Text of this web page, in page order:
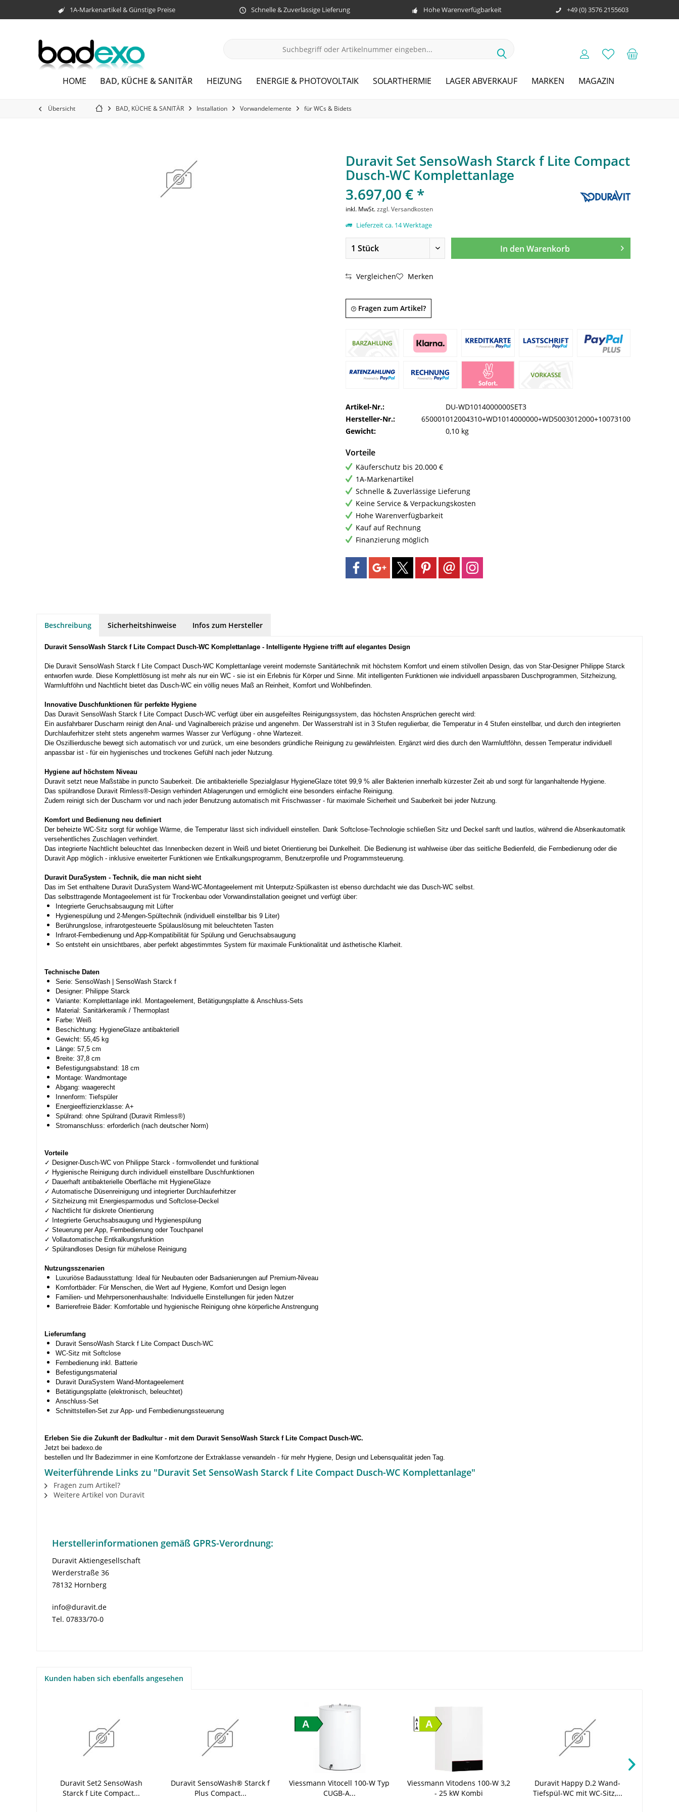
1A-Markenartikel & Günstige Preise Schnelle & Zuverlässige Lieferung Hohe Warenverfügbarkeit +49 (0) 3576 2155603
HOME BAD, KÜCHE & SANITÄR HEIZUNG ENERGIE & PHOTOVOLTAIK SOLARTHERMIE LAGER ABVERKAUF MARKEN MAGAZIN
Übersicht BAD, KÜCHE & SANITÄR Installation Vorwandelemente für WCs & Bidets
Duravit Set SensoWash Starck f Lite Compact
Dusch-WC Komplettanlage
3.697,00 € *
inkl. MwSt.zzgl. Versandkosten
Lieferzeit ca. 14 Werktage
In den Warenkorb
Vergleichen Merken
Fragen zum Artikel?
Artikel-Nr.:
DU-WD1014000000SET3
Hersteller-Nr.:
650001012004310+WD1014000000+WD5003012000+10073100
Gewicht:
0,10 kg
Vorteile
Käuferschutz bis 20.000 €
1A-Markenartikel
Schnelle & Zuverlässige Lieferung
Keine Service & Verpackungskosten
Hohe Warenverfügbarkeit
Kauf auf Rechnung
Finanzierung möglich
Beschreibung Sicherheitshinweise Infos zum Hersteller
Duravit SensoWash Starck f Lite Compact Dusch-WC Komplettanlage - Intelligente Hygiene trifft auf elegantes Design
Die Duravit SensoWash Starck f Lite Compact Dusch-WC Komplettanlage vereint modernste Sanitärtechnik mit höchstem Komfort und einem stilvollen Design, das von Star-Designer Philippe Starck
entworfen wurde. Diese Komplettlösung ist mehr als nur ein WC - sie ist ein Erlebnis für Körper und Sinne. Mit intelligenten Funktionen wie individuell anpassbaren Duschprogrammen, Sitzheizung,
Warmluftföhn und Nachtlicht bietet das Dusch-WC ein völlig neues Maß an Reinheit, Komfort und Wohlbefinden.
Innovative Duschfunktionen für perfekte Hygiene
Das Duravit SensoWash Starck f Lite Compact Dusch-WC verfügt über ein ausgefeiltes Reinigungssystem, das höchsten Ansprüchen gerecht wird:
Ein ausfahrbarer Duscharm reinigt den Anal- und Vaginalbereich präzise und angenehm. Der Wasserstrahl ist in 3 Stufen regulierbar, die Temperatur in 4 Stufen einstellbar, und durch den integrierten
Durchlauferhitzer steht stets angenehm warmes Wasser zur Verfügung - ohne Wartezeit.
Die Oszillierdusche bewegt sich automatisch vor und zurück, um eine besonders gründliche Reinigung zu gewährleisten. Ergänzt wird dies durch den Warmluftföhn, dessen Temperatur individuell
anpassbar ist - für ein hygienisches und trockenes Gefühl nach jeder Nutzung.
Hygiene auf höchstem Niveau
Duravit setzt neue Maßstäbe in puncto Sauberkeit. Die antibakterielle Spezialglasur HygieneGlaze tötet 99,9 % aller Bakterien innerhalb kürzester Zeit ab und sorgt für langanhaltende Hygiene.
Das spülrandlose Duravit Rimless®-Design verhindert Ablagerungen und ermöglicht eine besonders einfache Reinigung.
Zudem reinigt sich der Duscharm vor und nach jeder Benutzung automatisch mit Frischwasser - für maximale Sicherheit und Sauberkeit bei jeder Nutzung.
Komfort und Bedienung neu definiert
Der beheizte WC-Sitz sorgt für wohlige Wärme, die Temperatur lässt sich individuell einstellen. Dank Softclose-Technologie schließen Sitz und Deckel sanft und lautlos, während die Absenkautomatik
versehentliches Zuschlagen verhindert.
Das integrierte Nachtlicht beleuchtet das Innenbecken dezent in Weiß und bietet Orientierung bei Dunkelheit. Die Bedienung ist wahlweise über das seitliche Bedienfeld, die Fernbedienung oder die
Duravit App möglich - inklusive erweiterter Funktionen wie Entkalkungsprogramm, Benutzerprofile und Programmsteuerung.
Duravit DuraSystem - Technik, die man nicht sieht
Das im Set enthaltene Duravit DuraSystem Wand-WC-Montageelement mit Unterputz-Spülkasten ist ebenso durchdacht wie das Dusch-WC selbst.
Das selbsttragende Montageelement ist für Trockenbau oder Vorwandinstallation geeignet und verfügt über:
Integrierte Geruchsabsaugung mit Lüfter
Hygienespülung und 2-Mengen-Spültechnik (individuell einstellbar bis 9 Liter)
Berührungslose, infrarotgesteuerte Spülauslösung mit beleuchteten Tasten
Infrarot-Fernbedienung und App-Kompatibilität für Spülung und Geruchsabsaugung
So entsteht ein unsichtbares, aber perfekt abgestimmtes System für maximale Funktionalität und ästhetische Klarheit.
Technische Daten
Serie: SensoWash | SensoWash Starck f
Designer: Philippe Starck
Variante: Komplettanlage inkl. Montageelement, Betätigungsplatte & Anschluss-Sets
Material: Sanitärkeramik / Thermoplast
Farbe: Weiß
Beschichtung: HygieneGlaze antibakteriell
Gewicht: 55,45 kg
Länge: 57,5 cm
Breite: 37,8 cm
Befestigungsabstand: 18 cm
Montage: Wandmontage
Abgang: waagerecht
Innenform: Tiefspüler
Energieeffizienzklasse: A+
Spülrand: ohne Spülrand (Duravit Rimless®)
Stromanschluss: erforderlich (nach deutscher Norm)
Vorteile
✓ Designer-Dusch-WC von Philippe Starck - formvollendet und funktional
✓ Hygienische Reinigung durch individuell einstellbare Duschfunktionen
✓ Dauerhaft antibakterielle Oberfläche mit HygieneGlaze
✓ Automatische Düsenreinigung und integrierter Durchlauferhitzer
✓ Sitzheizung mit Energiesparmodus und Softclose-Deckel
✓ Nachtlicht für diskrete Orientierung
✓ Integrierte Geruchsabsaugung und Hygienespülung
✓ Steuerung per App, Fernbedienung oder Touchpanel
✓ Vollautomatische Entkalkungsfunktion
✓ Spülrandloses Design für mühelose Reinigung
Nutzungsszenarien
Luxuriöse Badausstattung: Ideal für Neubauten oder Badsanierungen auf Premium-Niveau
Komfortbäder: Für Menschen, die Wert auf Hygiene, Komfort und Design legen
Familien- und Mehrpersonenhaushalte: Individuelle Einstellungen für jeden Nutzer
Barrierefreie Bäder: Komfortable und hygienische Reinigung ohne körperliche Anstrengung
Lieferumfang
Duravit SensoWash Starck f Lite Compact Dusch-WC
WC-Sitz mit Softclose
Fernbedienung inkl. Batterie
Befestigungsmaterial
Duravit DuraSystem Wand-Montageelement
Betätigungsplatte (elektronisch, beleuchtet)
Anschluss-Set
Schnittstellen-Set zur App- und Fernbedienungssteuerung
Erleben Sie die Zukunft der Badkultur - mit dem Duravit SensoWash Starck f Lite Compact Dusch-WC.
Jetzt bei badexo.de
bestellen und Ihr Badezimmer in eine Komfortzone der Extraklasse verwandeln - für mehr Hygiene, Design und Lebensqualität jeden Tag.
Weiterführende Links zu "Duravit Set SensoWash Starck f Lite Compact Dusch-WC Komplettanlage"
Fragen zum Artikel?
Weitere Artikel von Duravit
Herstellerinformationen gemäß GPRS-Verordnung:
Duravit Aktiengesellschaft
Werderstraße 36
78132 Hornberg
info@duravit.de
Tel. 07833/70-0
Kunden haben sich ebenfalls angesehen
Duravit Set2 SensoWash
Starck f Lite Compact...
Duravit SensoWash® Starck f
Plus Compact...
A
Viessmann Vitocell 100-W Typ
CUGB-A...
A
A
A
Viessmann Vitodens 100-W 3,2
- 25 kW Kombi
Duravit Happy D.2 Wand-
Tiefspül-WC mit WC-Sitz,...